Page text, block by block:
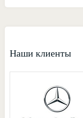
Наши клиенты